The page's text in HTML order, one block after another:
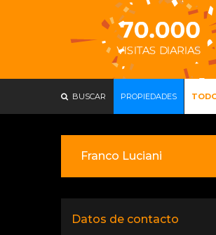
BUSCAR PROPIEDADES
Franco Luciani
Datos de contacto